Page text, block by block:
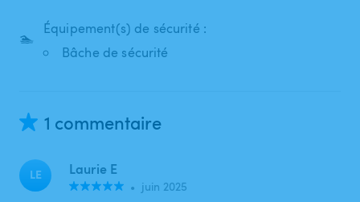
🏊
Équipement(s) de sécurité :
Bâche de sécurité
1 commentaire
LE Laurie E
• juin 2025